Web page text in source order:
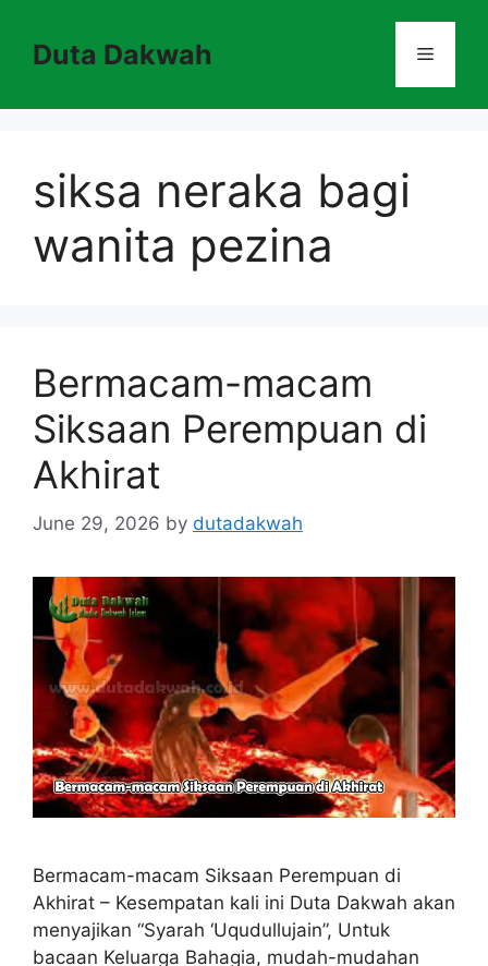
contentDuta Dakwah Menu
siksa neraka bagi
wanita pezina
Bermacam-macam
Siksaan Perempuan di
Akhirat
June 29, 2026 by dutadakwah
Bermacam-macam Siksaan Perempuan di
Akhirat – Kesempatan kali ini Duta Dakwah akan
menyajikan “Syarah ‘Uqudullujain”, Untuk
bacaan Keluarga Bahagia, mudah-mudahan